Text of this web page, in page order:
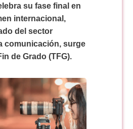
su fase final en
internacional,
del sector
comunicación, surge
de Grado (TFG).